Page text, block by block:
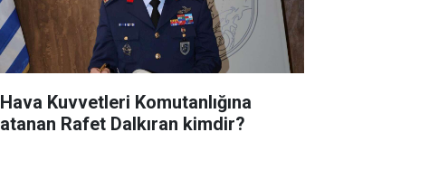
Hava Kuvvetleri Komutanlığına
atanan Rafet Dalkıran kimdir?